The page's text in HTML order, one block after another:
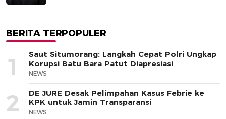
BERITA TERPOPULER
1
Saut Situmorang: Langkah Cepat Polri Ungkap
Korupsi Batu Bara Patut Diapresiasi
NEWS
2
DE JURE Desak Pelimpahan Kasus Febrie ke
KPK untuk Jamin Transparansi
NEWS